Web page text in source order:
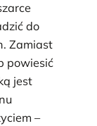
do
Zamiast
powiesić
jest
–